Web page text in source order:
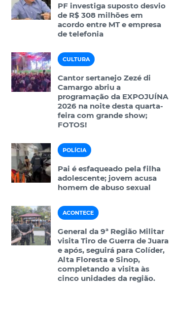
PF investiga suposto desvio
de R$ 308 milhões em
acordo entre MT e empresa
de telefonia
CULTURA
Cantor sertanejo Zezé di
Camargo abriu a
programação da EXPOJUÍNA
2026 na noite desta quarta-
feira com grande show;
FOTOS!
POLÍCIA
Pai é esfaqueado pela filha
adolescente; jovem acusa
homem de abuso sexual
ACONTECE
General da 9ª Região Militar
visita Tiro de Guerra de Juara
e após, seguirá para Colíder,
Alta Floresta e Sinop,
completando a visita às
cinco unidades da região.